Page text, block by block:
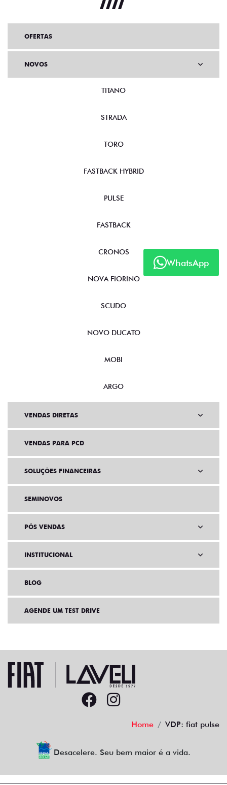
WhatsApp
OFERTAS
NOVOS
TITANO
STRADA
TORO
FASTBACK HYBRID
PULSE
FASTBACK
CRONOS
NOVA FIORINO
SCUDO
NOVO DUCATO
MOBI
ARGO
VENDAS DIRETAS
VENDAS PARA PCD
SOLUÇÕES FINANCEIRAS
SEMINOVOS
PÓS VENDAS
INSTITUCIONAL
BLOG
AGENDE UM TEST DRIVE
Home VDP: fiat pulse
Desacelere. Seu bem maior é a vida.